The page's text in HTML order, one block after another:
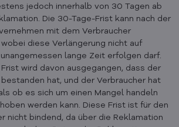
jedoch innerhalb von 30 Tagen ab
Die 30-Tage-Frist kann nach der
mit dem Verbraucher
diese Verlängerung nicht auf
lange Zeit erfolgen darf.
wird davon ausgegangen, dass der
hat, und der Verbraucher hat
ob es sich um einen Mangel handeln
werden kann. Diese Frist ist für den
nicht bindend, da über die Reklamation